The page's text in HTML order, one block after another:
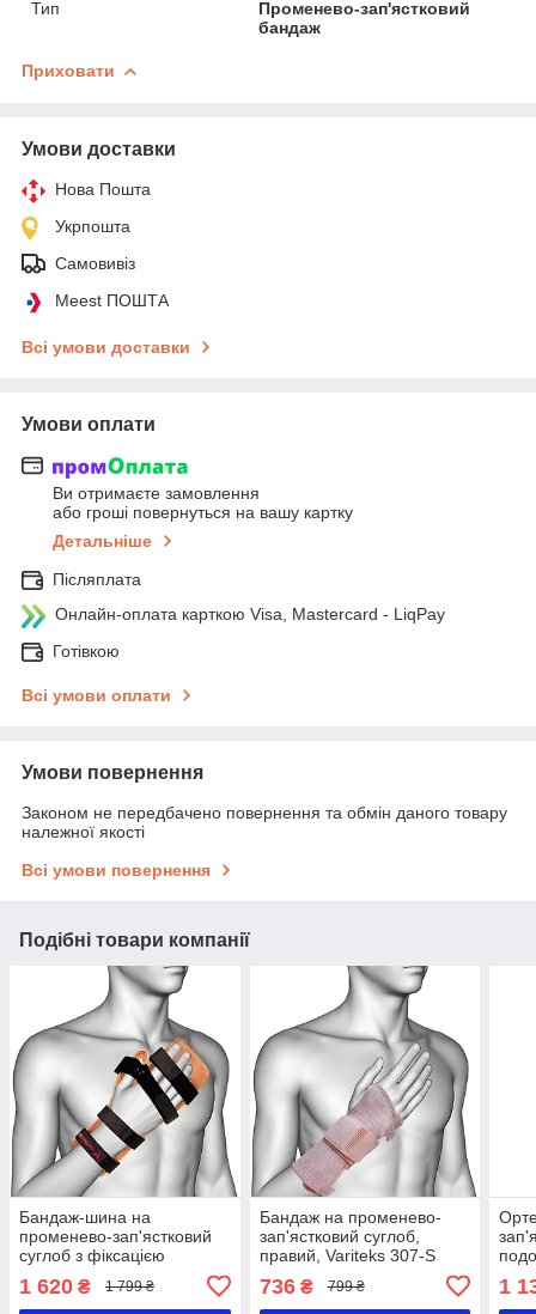
Тип
Променево-зап'ястковий
бандаж
Приховати
Умови доставки
Нова Пошта
Укрпошта
Самовивіз
Meest ПОШТА
Всі умови доставки
Умови оплати
Ви отримаєте замовлення
або гроші повернуться на вашу картку
Детальніше
Післяплата
Онлайн-оплата карткою Visa, Mastercard - LiqPay
Готівкою
Всі умови оплати
Умови повернення
Законом не передбачено повернення та обмін даного товару
належної якості
Всі умови повернення
Подібні товари компанії
Бандаж-шина на
променево-зап'ястковий
суглоб з фіксацією
Variteks 311-S/M
1 620 ₴ 1 799 ₴
Бандаж на променево-
зап'ястковий суглоб,
правий, Variteks 307-S
736₴ 799 ₴ 1